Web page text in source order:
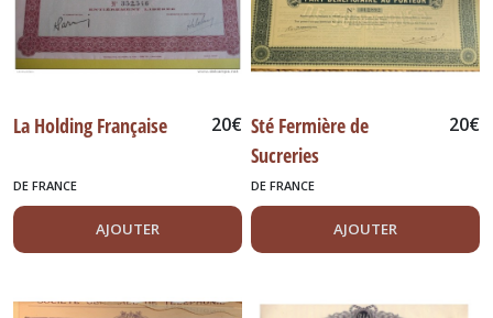
La Holding Française 20€
DE FRANCE
AJOUTER
Sté Fermière de
Sucreries
20€
DE FRANCE
AJOUTER